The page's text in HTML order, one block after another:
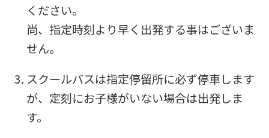
ください。
尚、指定時刻より早く出発する事はございま
せん。
スクールバスは指定停留所に必ず停車します
が、定刻にお子様がいない場合は出発しま
す。